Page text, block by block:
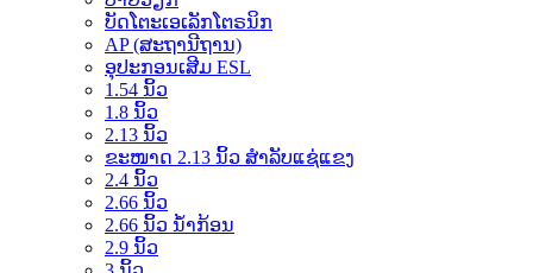
ບັດໂຕະເອເລັກໂຕຣນິກ
AP (ສະຖານີຖານ)
ອຸປະກອນເສີມ ESL
1.54 ນິ້ວ
1.8 ນິ້ວ
2.13 ນິ້ວ
ຂະໜາດ 2.13 ນິ້ວ ສຳລັບແຊ່ແຂງ
2.4 ນິ້ວ
2.66 ນິ້ວ
2.66 ນິ້ວ ນ້ຳກ້ອນ
2.9 ນິ້ວ